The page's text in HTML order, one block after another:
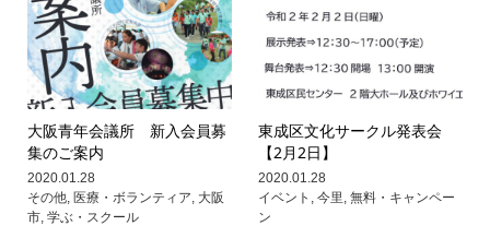
大阪青年会議所 新入会員募
集のご案内
2020.01.28
その他, 医療・ボランティア 大阪
市, 学ぶ・スクール
東成区文化サークル発表会
【2月2日】
2020.01.28
イベント
,今里 ,無料・キャンペー
ン